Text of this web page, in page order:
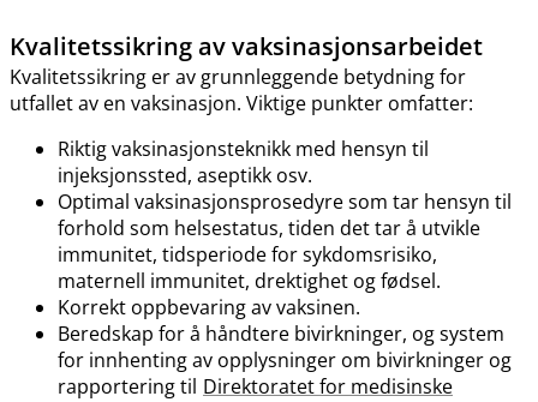
Kvalitetssikring av vaksinasjonsarbeidet
Kvalitetssikring er av grunnleggende betydning for
utfallet av en vaksinasjon. Viktige punkter omfatter:
Riktig vaksinasjonsteknikk med hensyn til
injeksjonssted, aseptikk osv.
Optimal vaksinasjonsprosedyre som tar hensyn til
forhold som helsestatus, tiden det tar å utvikle
immunitet, tidsperiode for sykdomsrisiko,
maternell immunitet, drektighet og fødsel.
Korrekt oppbevaring av vaksinen.
Beredskap for å håndtere bivirkninger, og system
for innhenting av opplysninger om bivirkninger og
rapportering til Direktoratet for medisinske